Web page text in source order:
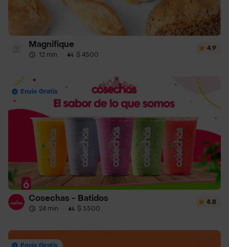
Magnifique
12 min · $ 4500
4.9
Envío Gratis
Cosechas - Batidos
24 min · $ 5500
4.8